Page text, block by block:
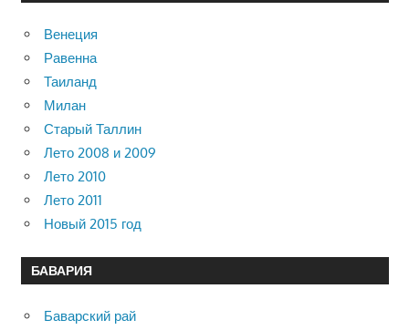
Венеция
Равенна
Таиланд
Милан
Старый Таллин
Лето 2008 и 2009
Лето 2010
Лето 2011
Новый 2015 год
БАВАРИЯ
Баварский рай